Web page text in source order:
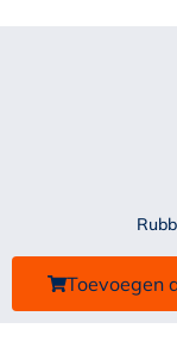
Toevoegen